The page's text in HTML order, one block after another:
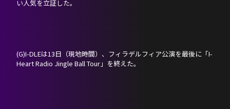
い人気を立証した。
(G)I-DLEは13日（現地時間）、フィラデルフィア公演を最後に「I-
Heart Radio Jingle Ball Tour」を終えた。